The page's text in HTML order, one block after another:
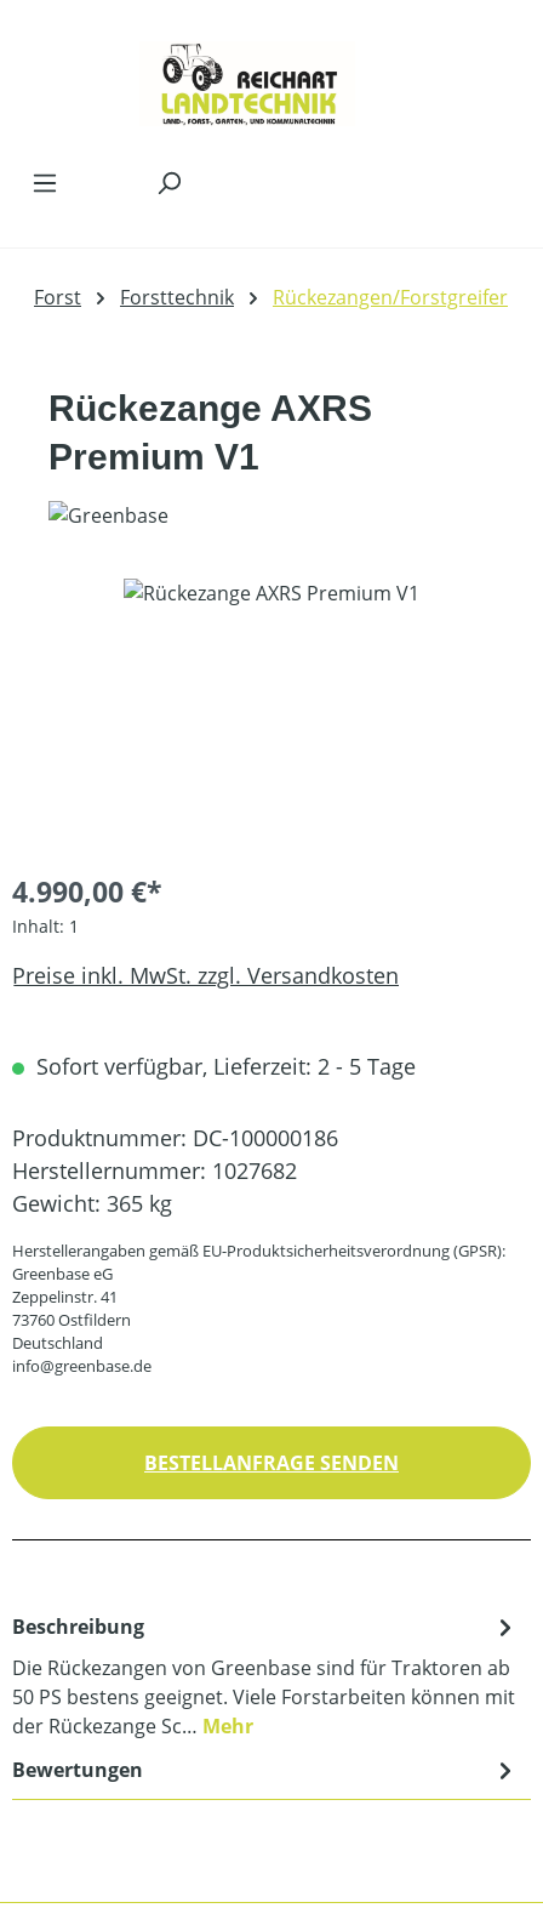
Forst Forsttechnik Rückezangen/Forstgreifer
Rückezange AXRS
Premium V1
Bildergalerie überspringen
4.990,00 €*
Inhalt: 1
Preise inkl. MwSt. zzgl. Versandkosten
Sofort verfügbar, Lieferzeit: 2 - 5 Tage
Produktnummer: DC-100000186
Herstellernummer: 1027682
Gewicht: 365 kg
Herstellerangaben gemäß EU-Produktsicherheitsverordnung (GPSR):
Greenbase eG
Zeppelinstr. 41
73760 Ostfildern
Deutschland
info@greenbase.de
BESTELLANFRAGE SENDEN
Beschreibung
Die Rückezangen von Greenbase sind für Traktoren ab
50 PS bestens geeignet. Viele Forstarbeiten können mit
der Rückezange Sc… Mehr
Bewertungen